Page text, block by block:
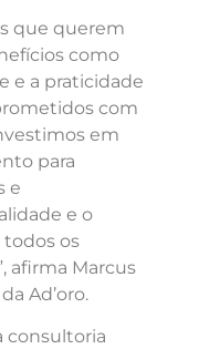
que querem
como
e a praticidade
com
em
para
e
e o
os
afirma Marcus
Ad’oro.
consultoria